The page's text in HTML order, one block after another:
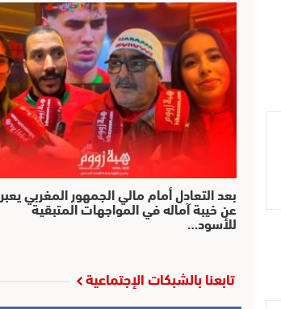
بعد التعادل أمام مالي الجمهور المغربي يعبر
عن خيبة آماله في المواجهات المتبقية
للأسود…
تابعنا بالشبكات الإجتماعية